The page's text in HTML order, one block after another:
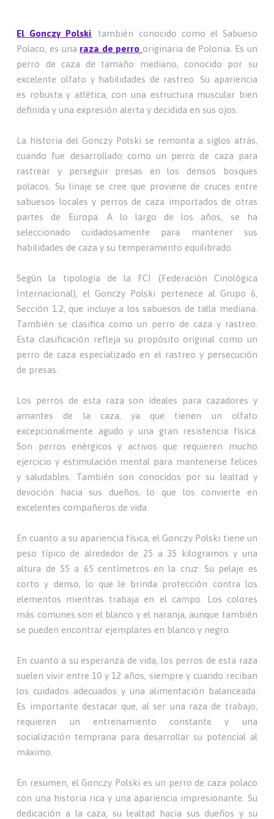
El Gonczy Polski, también conocido como el Sabueso
Polaco, es una raza de perro originaria de Polonia. Es un
perro de caza de tamaño mediano, conocido por su
excelente olfato y habilidades de rastreo. Su apariencia
es robusta y atlética, con una estructura muscular bien
definida y una expresión alerta y decidida en sus ojos.
La historia del Gonczy Polski se remonta a siglos atrás,
cuando fue desarrollado como un perro de caza para
rastrear y perseguir presas en los densos bosques
polacos. Su linaje se cree que proviene de cruces entre
sabuesos locales y perros de caza importados de otras
partes de Europa. A lo largo de los años, se ha
seleccionado cuidadosamente para mantener sus
habilidades de caza y su temperamento equilibrado.
Según la tipología de la FCI (Federación Cinológica
Internacional), el Gonczy Polski pertenece al Grupo 6,
Sección 1.2, que incluye a los sabuesos de talla mediana.
También se clasifica como un perro de caza y rastreo.
Esta clasificación refleja su propósito original como un
perro de caza especializado en el rastreo y persecución
de presas.
Los perros de esta raza son ideales para cazadores y
amantes de la caza, ya que tienen un olfato
excepcionalmente agudo y una gran resistencia física.
Son perros enérgicos y activos que requieren mucho
ejercicio y estimulación mental para mantenerse felices
y saludables. También son conocidos por su lealtad y
devoción hacia sus dueños, lo que los convierte en
excelentes compañeros de vida.
En cuanto a su apariencia física, el Gonczy Polski tiene un
peso típico de alrededor de 25 a 35 kilogramos y una
altura de 55 a 65 centímetros en la cruz. Su pelaje es
corto y denso, lo que le brinda protección contra los
elementos mientras trabaja en el campo. Los colores
más comunes son el blanco y el naranja, aunque también
se pueden encontrar ejemplares en blanco y negro.
En cuanto a su esperanza de vida, los perros de esta raza
suelen vivir entre 10 y 12 años, siempre y cuando reciban
los cuidados adecuados y una alimentación balanceada.
Es importante destacar que, al ser una raza de trabajo,
requieren un entrenamiento constante y una
socialización temprana para desarrollar su potencial al
máximo.
En resumen, el Gonczy Polski es un perro de caza polaco
con una historia rica y una apariencia impresionante. Su
dedicación a la caza, su lealtad hacia sus dueños y su